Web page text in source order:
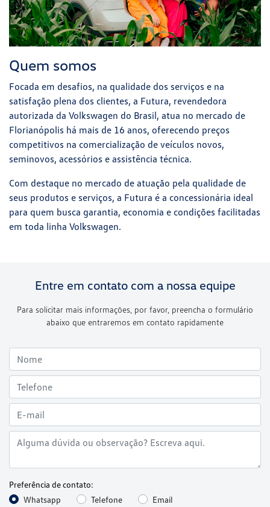
Quem somos
Focada em desafios, na qualidade dos serviços e na
satisfação plena dos clientes, a Futura, revendedora
autorizada da Volkswagen do Brasil, atua no mercado de
Florianópolis há mais de 16 anos, oferecendo preços
competitivos na comercialização de veículos novos,
seminovos, acessórios e assistência técnica.
Com destaque no mercado de atuação pela qualidade de
seus produtos e serviços, a Futura é a concessionária ideal
para quem busca garantia, economia e condições facilitadas
em toda linha Volkswagen.
Entre em contato com a nossa equipe
Para solicitar mais informações, por favor, preencha o formulário
abaixo que entraremos em contato rapidamente
Preferência de contato:
Whatsapp
Telefone Email